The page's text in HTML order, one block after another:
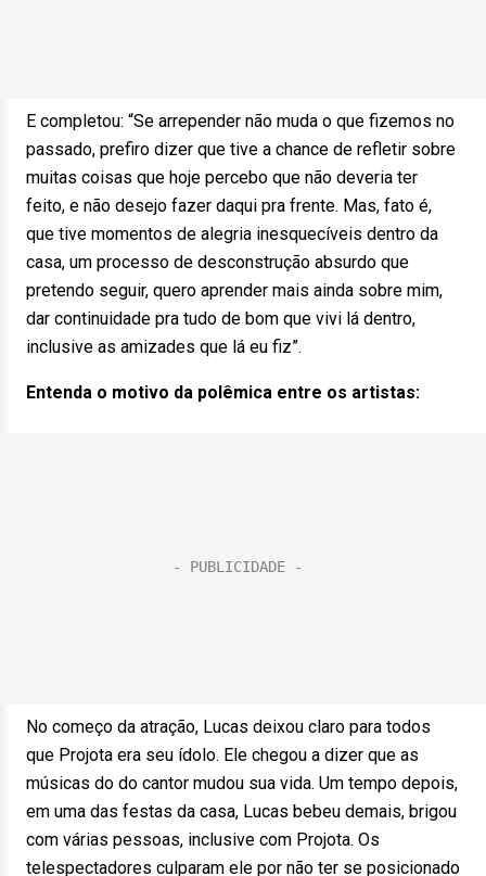
E completou: “Se arrepender não muda o que fizemos no
passado, prefiro dizer que tive a chance de refletir sobre
muitas coisas que hoje percebo que não deveria ter
feito, e não desejo fazer daqui pra frente. Mas, fato é,
que tive momentos de alegria inesquecíveis dentro da
casa, um processo de desconstrução absurdo que
pretendo seguir, quero aprender mais ainda sobre mim,
dar continuidade pra tudo de bom que vivi lá dentro,
inclusive as amizades que lá eu fiz”.
Entenda o motivo da polêmica entre os artistas:
No começo da atração, Lucas deixou claro para todos
que Projota era seu ídolo. Ele chegou a dizer que as
músicas do do cantor mudou sua vida. Um tempo depois,
em uma das festas da casa, Lucas bebeu demais, brigou
com várias pessoas, inclusive com Projota. Os
telespectadores culparam ele por não ter se posicionado